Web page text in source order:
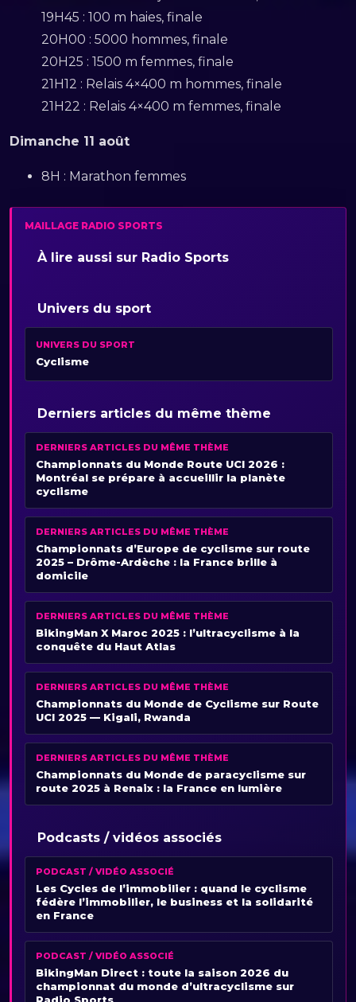
19H45 : 100 m haies, finale
20H00 : 5000 hommes, finale
20H25 : 1500 m femmes, finale
21H12 : Relais 4×400 m hommes, finale
21H22 : Relais 4×400 m femmes, finale
Dimanche 11 août
8H : Marathon femmes
MAILLAGE RADIO SPORTS
À lire aussi sur Radio Sports
Univers du sport
UNIVERS DU SPORT
Cyclisme
Derniers articles du même thème
DERNIERS ARTICLES DU MÊME THÈME
Championnats du Monde Route UCI 2026 :
Montréal se prépare à accueillir la planète
cyclisme
DERNIERS ARTICLES DU MÊME THÈME
Championnats d’Europe de cyclisme sur route
2025 – Drôme-Ardèche : la France brille à
domicile
DERNIERS ARTICLES DU MÊME THÈME
BikingMan X Maroc 2025 : l’ultracyclisme à la
conquête du Haut Atlas
DERNIERS ARTICLES DU MÊME THÈME
Championnats du Monde de Cyclisme sur Route
UCI 2025 — Kigali, Rwanda
DERNIERS ARTICLES DU MÊME THÈME
Championnats du Monde de paracyclisme sur
route 2025 à Renaix : la France en lumière
Podcasts / vidéos associés
PODCAST / VIDÉO ASSOCIÉ
Les Cycles de l’immobilier : quand le cyclisme
fédère l’immobilier, le business et la solidarité
en France
PODCAST / VIDÉO ASSOCIÉ
BikingMan Direct : toute la saison 2026 du
championnat du monde d’ultracyclisme sur
Radio Sports